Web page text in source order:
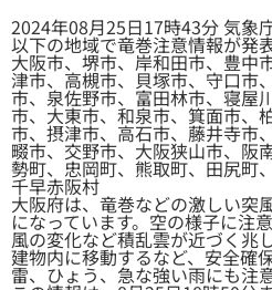
2024年08月25日17時43分 気象
以下の地域で竜巻注意情報が発
大阪市、堺市、岸和田市、豊中
津市、高槻市、貝塚市、守口市
市、泉佐野市、富田林市、寝屋
市、大東市、和泉市、箕面市、
市、摂津市、高石市、藤井寺市
畷市、交野市、大阪狭山市、阪
勢町、忠岡町、熊取町、田尻町
千早赤阪村
大阪府は、竜巻などの激しい突
になっています。空の様子に注
風の変化など積乱雲が近づく兆
建物内に移動するなど、安全確
雷、ひょう、急な強い雨にも注